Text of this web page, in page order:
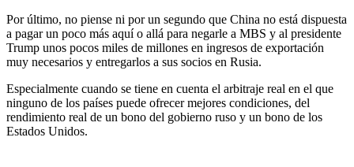
Por último, no piense ni por un segundo que China no está dispuesta
a pagar un poco más aquí o allá para negarle a MBS y al presidente
Trump unos pocos miles de millones en ingresos de exportación
muy necesarios y entregarlos a sus socios en Rusia.
Especialmente cuando se tiene en cuenta el arbitraje real en el que
ninguno de los países puede ofrecer mejores condiciones, del
rendimiento real de un bono del gobierno ruso y un bono de los
Estados Unidos.